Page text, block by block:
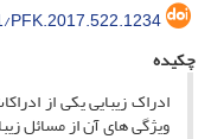
PFK.2017.522.1234
چکیده
ادراک زیبایی یکی از
ویژگی های آن از مسائل